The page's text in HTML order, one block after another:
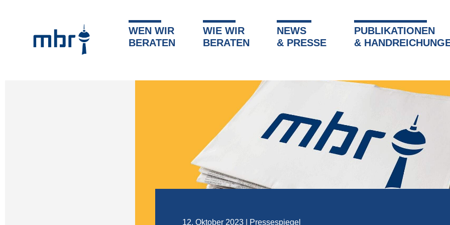
WEN WIR
BERATEN
WIE WIR
BERATEN
NEWS
& PRESSE
PUBLIKATIONEN
&
»Angebote & Unterlagen»Pressespiegel »MBR-Mitarbeiter Ulf Balmer im Interview mit
12. Oktober 2023| Pressespiegel